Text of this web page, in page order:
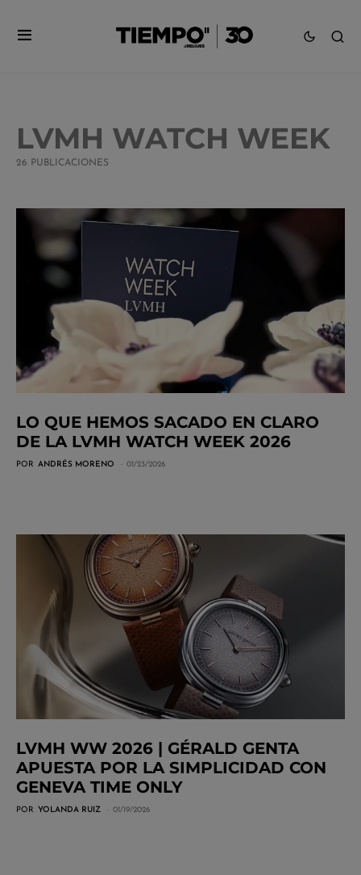
LVMH WATCH WEEK
26 PUBLICACIONES
LO QUE HEMOS SACADO EN CLARO
DE LA LVMH WATCH WEEK 2026
POR ANDRÉS MORENO 01/23/2026
LVMH WW 2026 | GÉRALD GENTA
APUESTA POR LA SIMPLICIDAD CON
GENEVA TIME ONLY
POR YOLANDA RUIZ 01/19/2026